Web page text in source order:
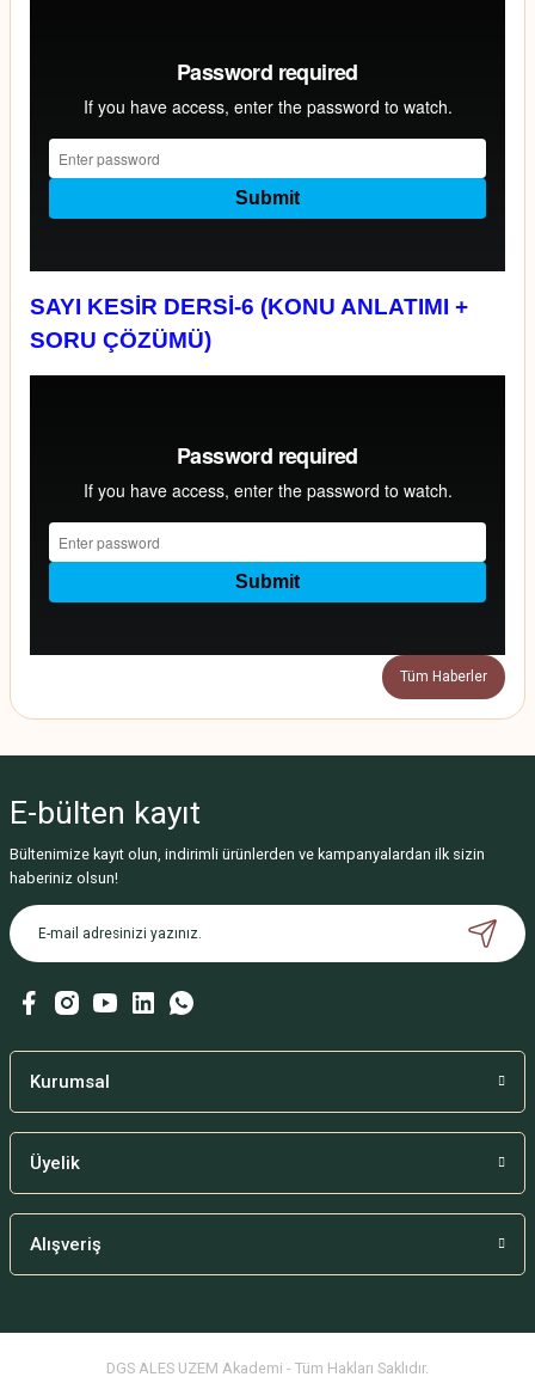
SAYI KESİR DERSİ-6 (KONU ANLATIMI +
SORU ÇÖZÜMÜ)
Tüm Haberler
E-bülten kayıt
Bültenimize kayıt olun, indirimli ürünlerden ve kampanyalardan ilk sizin
haberiniz olsun!
Kurumsal
Üyelik
Alışveriş
DGS ALES UZEM Akademi - Tüm Hakları Saklıdır.